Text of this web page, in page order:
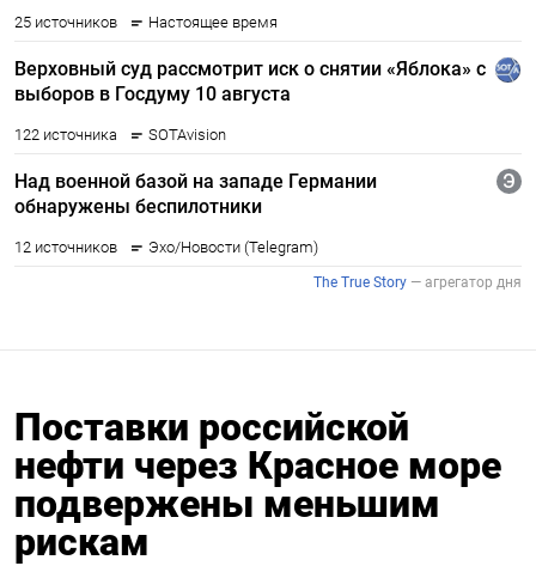
Поставки российской
нефти через Красное море
подвержены меньшим
рискам